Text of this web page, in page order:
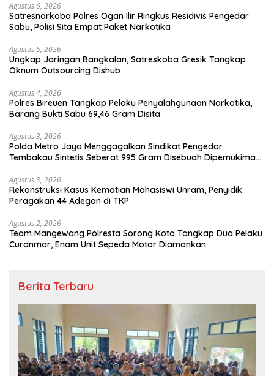
Agustus 6, 2026
Satresnarkoba Polres Ogan Ilir Ringkus Residivis Pengedar
Sabu, Polisi Sita Empat Paket Narkotika
Agustus 5, 2026
Ungkap Jaringan Bangkalan, Satreskoba Gresik Tangkap
Oknum Outsourcing Dishub
Agustus 4, 2026
Polres Bireuen Tangkap Pelaku Penyalahgunaan Narkotika,
Barang Bukti Sabu 69,46 Gram Disita
Agustus 3, 2026
Polda Metro Jaya Menggagalkan Sindikat Pengedar
Tembakau Sintetis Seberat 995 Gram Disebuah Dipemukiman
Agustus 3, 2026
Rekonstruksi Kasus Kematian Mahasiswi Unram, Penyidik
Peragakan 44 Adegan di TKP
Agustus 2, 2026
Team Mangewang Polresta Sorong Kota Tangkap Dua Pelaku
Curanmor, Enam Unit Sepeda Motor Diamankan
Berita Terbaru